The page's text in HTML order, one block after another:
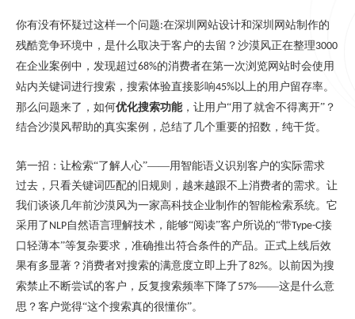
你有没有怀疑过这样一个问题:在深圳网站设计和深圳网站制作的
残酷竞争环境中，是什么取决于客户的去留？沙漠风正在整理3000
在企业案例中，发现超过68%的消费者在第一次浏览网站时会使用
站内关键词进行搜索，搜索体验直接影响45%以上的用户留存率。
那么问题来了，如何优化搜索功能，让用户“用了就舍不得离开”？
结合沙漠风帮助的真实案例，总结了几个重要的招数，纯干货。
第一招 ： 让检索“了解人心”——用智能语义识别客户的实际需求
过去，只看关键词匹配的旧规则，越来越跟不上消费者的需求。让
我们谈谈几年前沙漠风为一家高科技企业制作的智能检索系统。它
采用了 NLP自然语言理解技术，能够“阅读”客户所说的“带Type-C接
口轻薄本”等复杂要求，准确推出符合条件的产品。正式上线后效
果有多显著？消费者对搜索的满意度立即上升了82%。以前因为搜
索禁止不断尝试的客户，反复搜索频率下降了 57%——这是什么意
思？客户觉得“这个搜索真的很懂你”。